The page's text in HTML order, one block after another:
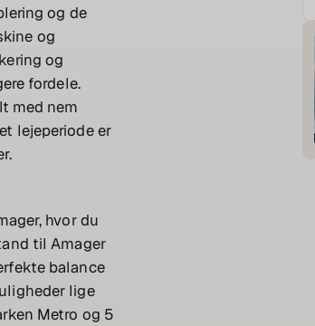
og de
og
og
fordele.
med nem
lejeperiode er
hvor du
til Amager
balance
lige
Metro og 5